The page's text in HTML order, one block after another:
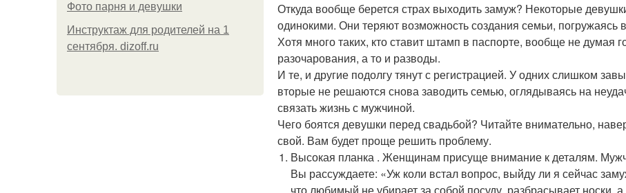
Фото парня и девушки
Инструктаж для родителей на 1
сентября. dizoff.ru
Откуда вообще берется страх выходить замуж? Некоторые
одинокими. Они теряют возможность создания семьи,
Хотя много таких, кто ставит штамп в паспорте, вообще не думая
разочарования, а то и разводы.
И те, и другие подолгу тянут с регистрацией. У одних слишком
вторые не решаются снова заводить семью, оглядываясь на
связать жизнь с мужчиной.
Чего боятся девушки перед свадьбой? Читайте внимательно,
свой. Вам будет проще решить проблему.
Высокая планка . Женщинам присуще внимание к деталям.
Вы рассуждаете: «Уж коли встал вопрос, выйду ли я сейчас